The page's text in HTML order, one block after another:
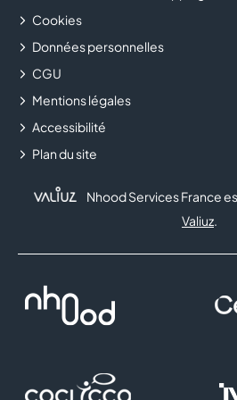
Cookies
Données personnelles
CGU
Mentions légales
Accessibilité
Plan du site
Nhood Services France
Valiuz.